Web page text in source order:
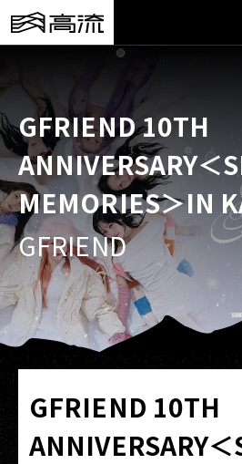
GFRIEND 10TH
ANNIVERSARY＜
MEMORIES＞IN
GFRIEND
GFRIEND 10TH
ANNIVERSARY＜